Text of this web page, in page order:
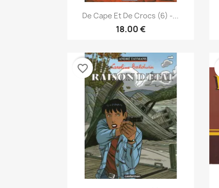
نظرة سريعة
De Cape Et De Crocs (6) -...
18.00 €
favorite_border